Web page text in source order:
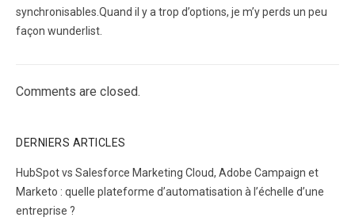
synchronisables.Quand il y a trop d’options, je m’y perds un peu
façon wunderlist.
Comments are closed.
DERNIERS ARTICLES
HubSpot vs Salesforce Marketing Cloud, Adobe Campaign et
Marketo : quelle plateforme d’automatisation à l’échelle d’une
entreprise ?